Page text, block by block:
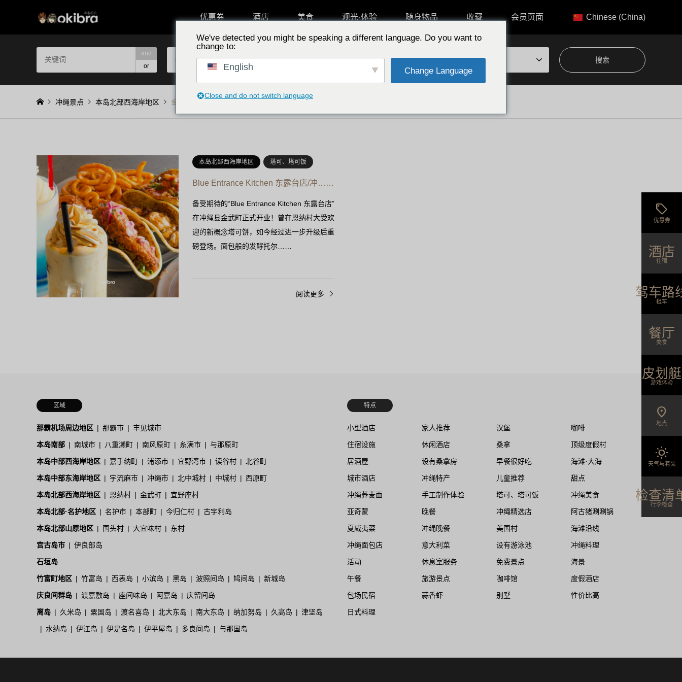
优惠券 酒店 美食 观光·体验 随身物品 收藏 会员页面 Chinese (China)
and
or
按区域选择 按特点选择 从专题中选择
冲绳景点 本岛北部西海岸地区 金武町
本岛北部西海岸地区 塔可、塔可饭
Blue Entrance Kitchen 东露台店/冲……
备受期待的“Blue Entrance Kitchen 东露台店”
在冲绳县金武町正式开业！曾在恩纳村大受欢
迎的新概念塔可饼，如今经过进一步升级后重
磅登场。面包般的发酵托尔……
阅读更多
拥有一片全县最大规模的800米长人工海滩。
区域
那霸机场周边地区 那霸市 丰见城市
本岛南部 南城市 八重濑町 南风原町 糸满市 与那原町
本岛中部西海岸地区 嘉手纳町 浦添市 宜野湾市 读谷村 北谷町
本岛中部东海岸地区 宇流麻市 冲绳市 北中城村 中城村 西原町
本岛北部西海岸地区 恩纳村 金武町 宜野座村
本岛北部·名护地区 名护市 本部町 今归仁村 古宇利岛
本岛北部山原地区 国头村 大宜味村 东村
宫古岛市 伊良部岛
石垣岛
竹富町地区 竹富岛 西表岛 小滨岛 黑岛 波照间岛 鸠间岛 新城岛
庆良间群岛 渡嘉敷岛 座间味岛 阿嘉岛 庆留间岛
离岛 久米岛 粟国岛 渡名喜岛 北大东岛 南大东岛 纳加努岛 久高岛 津坚岛
水纳岛 伊江岛 伊是名岛 伊平屋岛 多良间岛 与那国岛
特点
小型酒店 家人推荐 汉堡 咖啡
住宿设施 休闲酒店 桑拿 顶级度假村
居酒屋 设有桑拿房 早餐很好吃 海滩·大海
城市酒店 冲绳特产 儿童推荐 甜点
冲绳荞麦面 手工制作体验 塔可、塔可饭 冲绳美食
亚奇蒙 晚餐 冲绳精选店 阿古猪涮涮锅
夏威夷菜 冲绳晚餐 美国村 海滩沿线
冲绳面包店 意大利菜 设有游泳池 冲绳料理
活动 休息室服务 免费景点 海景
午餐 旅游景点 咖啡馆 度假酒店
包场民宿 蒜香虾 别墅 性价比高
日式料理
sell
优惠券
酒店
住宿
驾车路
租车
餐厅
美食
皮划艇
游戏体验
location_on
地点
wb_sunny
天气与着装
检查清
行李检查
We've detected you might be speaking a different language. Do you want to
change to:
English Change Language
Close and do not switch language